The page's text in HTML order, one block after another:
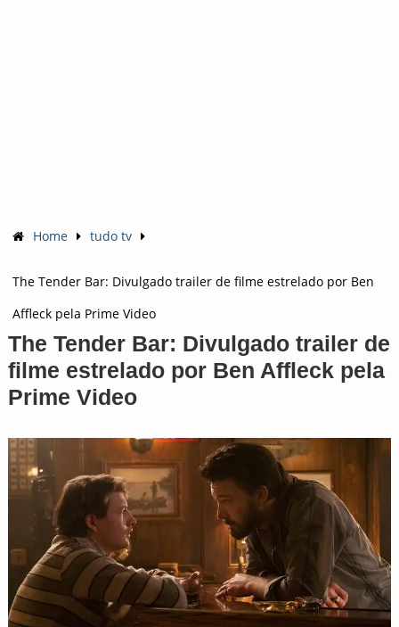
Home tudo tv
The Tender Bar: Divulgado trailer de filme estrelado por Ben
Affleck pela Prime Video
The Tender Bar: Divulgado trailer de
filme estrelado por Ben Affleck pela
Prime Video